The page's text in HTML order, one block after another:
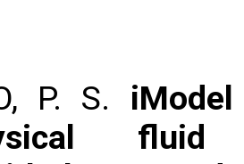
P. S.